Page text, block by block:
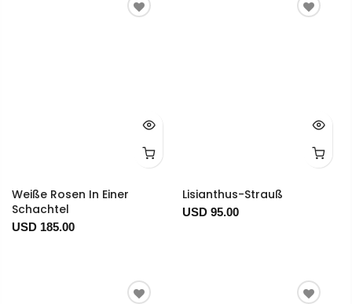
Weiße Rosen In Einer
Schachtel
USD 185.00
Lisianthus-Strauß
USD 95.00